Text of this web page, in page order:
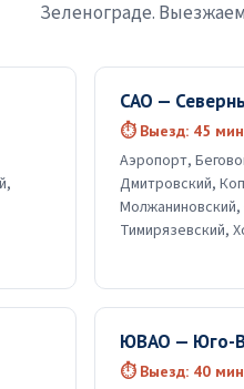
Зеленограде.
САО —
⏱ Выезд: 45 мин
Аэропорт,
Дмитровский,
Тимирязевский,
ЮВАО — Юго-
⏱ Выезд: 40 мин